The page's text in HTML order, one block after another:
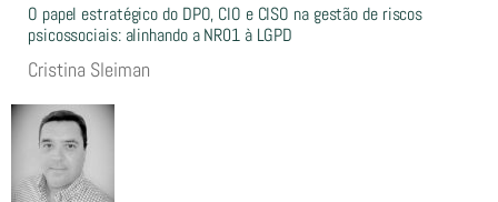
O papel estratégico do DPO, CIO e CISO na gestão de riscos
psicossociais: alinhando a NR01 à LGPD
Cristina Sleiman